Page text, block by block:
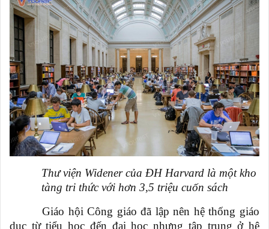
Thư viện Widener của ĐH Harvardlà một kho
tàng tri thức với hơn 3,5 triệu cuốn sách
Giáo hội Công giáo đã lập nên hệ thống giáo
dục từ tiểu học đến đại học nhưng tập trung ở hệ